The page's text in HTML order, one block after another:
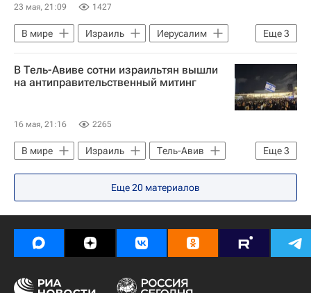
23 мая, 21:09 1427
Еще3
В мире Израиль
Иерусалим
Биньямин Нетаньяху
ХАМАС
Тель-Авив
В Тель-Авиве сотни израильтян вышли
на антиправительственный митинг
16 мая, 21:16 2265
Еще3
В мире Израиль
Тель-Авив
Западный берег реки Иордан
Биньямин Нетаньяху
ХАМАС
Еще20 материалов